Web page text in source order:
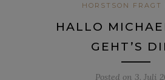
HORSTSON FRAGT
HALLO
GEHT’S
Posted on 3. Juli